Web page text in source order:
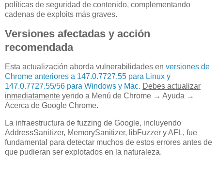
políticas de seguridad de contenido, complementando
cadenas de exploits más graves.
Versiones afectadas y acción
recomendada
Esta actualización aborda vulnerabilidades en versiones de
Chrome anteriores a 147.0.7727.55 para Linux y
147.0.7727.55/56 para Windows y Mac. Debes actualizar
inmediatamente yendo a Menú de Chrome → Ayuda →
Acerca de Google Chrome.
La infraestructura de fuzzing de Google, incluyendo
AddressSanitizer, MemorySanitizer, libFuzzer y AFL, fue
fundamental para detectar muchos de estos errores antes de
que pudieran ser explotados en la naturaleza.